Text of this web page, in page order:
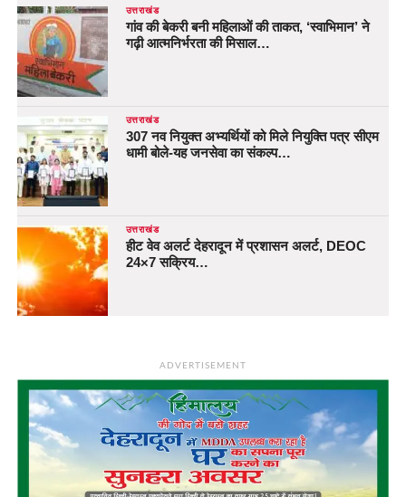
उत्तराखंड
गांव की बेकरी बनी महिलाओं की ताकत, ‘स्वाभिमान’ ने
गढ़ी आत्मनिर्भरता की मिसाल…
उत्तराखंड
307 नव नियुक्त अभ्यर्थियों को मिले नियुक्ति पत्र सीएम
धामी बोले-यह जनसेवा का संकल्प…
उत्तराखंड
हीट वेव अलर्ट देहरादून में प्रशासन अलर्ट, DEOC
24×7 सक्रिय…
ADVERTISEMENT